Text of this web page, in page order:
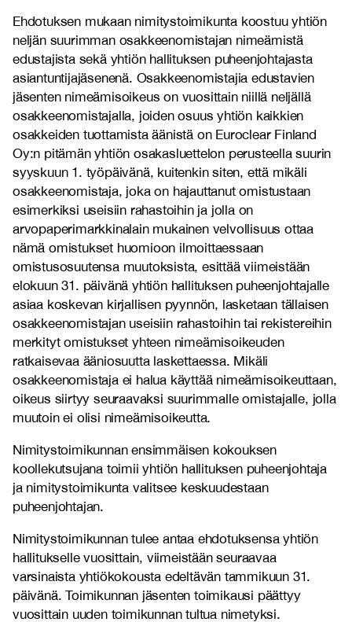
Ehdotuksen mukaan nimitystoimikunta koostuu yhtiön
neljän suurimman osakkeenomistajan nimeämistä
edustajista sekä yhtiön hallituksen puheenjohtajasta
asiantuntijajäsenenä. Osakkeenomistajia edustavien
jäsenten nimeämisoikeus on vuosittain niillä neljällä
osakkeenomistajalla, joiden osuus yhtiön kaikkien
osakkeiden tuottamista äänistä on Euroclear Finland
Oy:n pitämän yhtiön osakasluettelon perusteella suurin
syyskuun 1. työpäivänä, kuitenkin siten, että mikäli
osakkeenomistaja, joka on hajauttanut omistustaan
esimerkiksi useisiin rahastoihin ja jolla on
arvopaperimarkkinalain mukainen velvollisuus ottaa
nämä omistukset huomioon ilmoittaessaan
omistusosuutensa muutoksista, esittää viimeistään
elokuun 31. päivänä yhtiön hallituksen puheenjohtajalle
asiaa koskevan kirjallisen pyynnön, lasketaan tällaisen
osakkeenomistajan useisiin rahastoihin tai rekistereihin
merkityt omistukset yhteen nimeämisoikeuden
ratkaisevaa ääniosuutta laskettaessa. Mikäli
osakkeenomistaja ei halua käyttää nimeämisoikeuttaan,
oikeus siirtyy seuraavaksi suurimmalle omistajalle, jolla
muutoin ei olisi nimeämisoikeutta.
Nimitystoimikunnan ensimmäisen kokouksen
koollekutsujana toimii yhtiön hallituksen puheenjohtaja
ja nimitystoimikunta valitsee keskuudestaan
puheenjohtajan.
Nimitystoimikunnan tulee antaa ehdotuksensa yhtiön
hallitukselle vuosittain, viimeistään seuraavaa
varsinaista yhtiökokousta edeltävän tammikuun 31.
päivänä. Toimikunnan jäsenten toimikausi päättyy
vuosittain uuden toimikunnan tultua nimetyksi.